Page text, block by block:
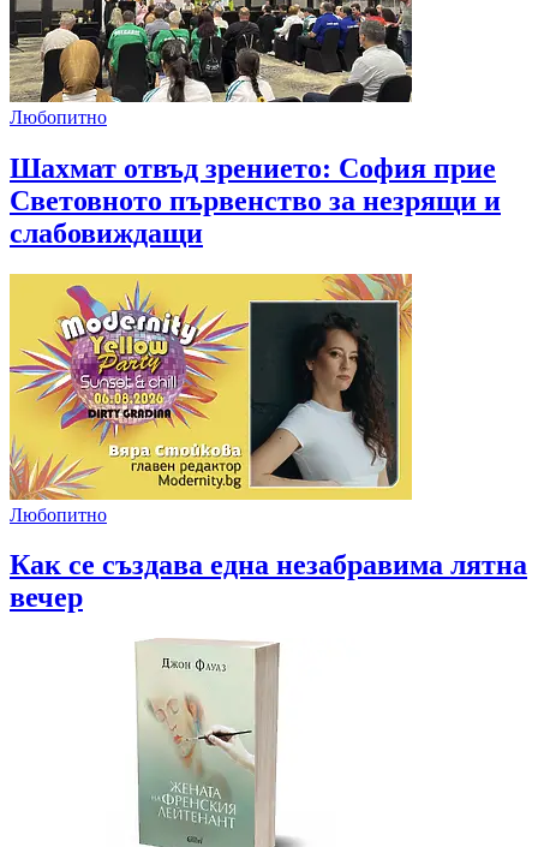
Любопитно
Шахмат отвъд зрението: София прие
Световното първенство за незрящи и
слабовиждащи
Любопитно
Как се създава една незабравима лятна
вечер